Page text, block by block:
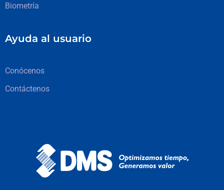
Biometría
Ayuda al usuario
Conócenos
Contáctenos